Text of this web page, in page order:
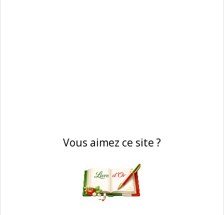
Vous aimez ce site ?